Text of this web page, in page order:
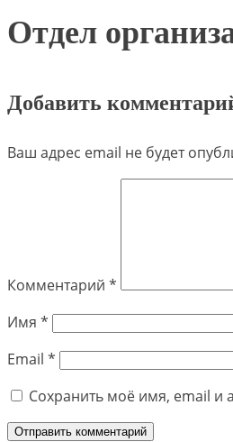
Отдел
Добавить
Ваш адрес email не будет
Комментарий *
Имя *
Email *
Сохранить моё имя, email и